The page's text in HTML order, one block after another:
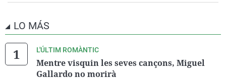
LO MÁS
L'ÚLTIM ROMÀNTIC
Mentre visquin les seves cançons, Miguel
Gallardo no morirà